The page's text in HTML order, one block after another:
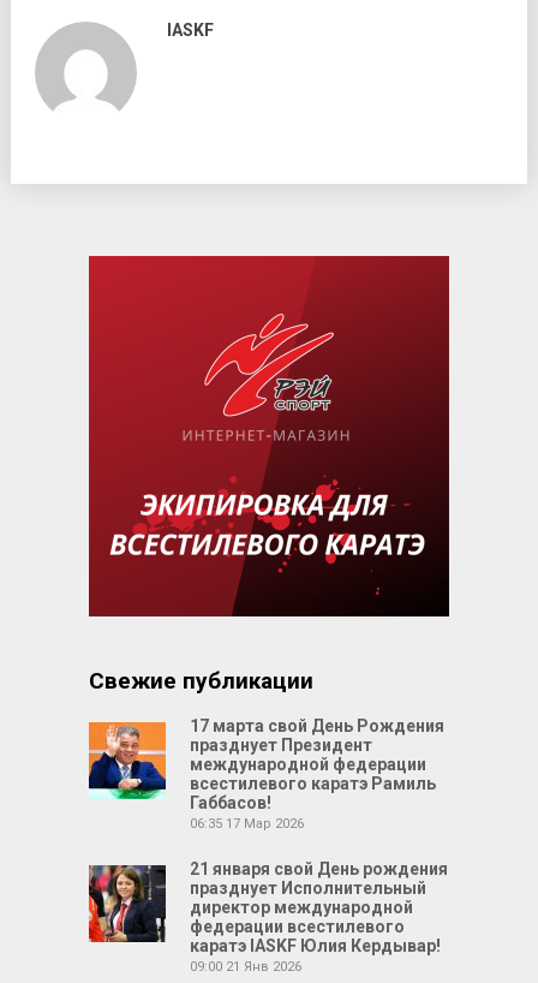
IASKF
Свежие публикации
17 марта свой День Рождения
празднует Президент
международной федерации
всестилевого каратэ Рамиль
Габбасов!
06:35 17 Мар 2026
21 января свой День рождения
празднует Исполнительный
директор международной
федерации всестилевого
каратэ IASKF Юлия Кердывар!
09:00 21 Янв 2026